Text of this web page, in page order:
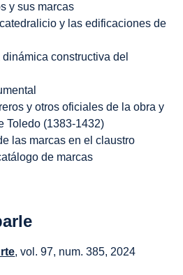
y sus marcas
y las edificaciones de
constructiva del
y otros oficiales de la obra y
Toledo (1383-1432)
las marcas en el claustro
de marcas
, vol. 97, num. 385, 2024